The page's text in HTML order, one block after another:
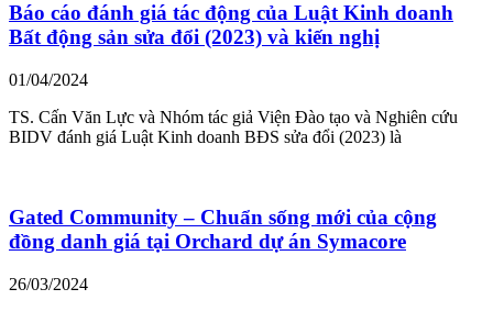
Báo cáo đánh giá tác động của Luật Kinh doanh
Bất động sản sửa đổi (2023) và kiến nghị
01/04/2024
TS. Cấn Văn Lực và Nhóm tác giả Viện Đào tạo và Nghiên cứu
BIDV đánh giá Luật Kinh doanh BĐS sửa đổi (2023) là
Gated Community – Chuẩn sống mới của cộng
đồng danh giá tại Orchard dự án Symacore
26/03/2024